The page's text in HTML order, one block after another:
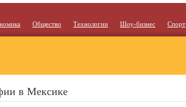
Общество Технологии Шоу-бизнес Спорт
в Мексике